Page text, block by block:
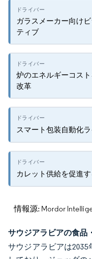
ガラスメーカー向け
ティブ
炉のエネルギーコス
改革
スマート包装自動化
カレット供給を促進
情報源: Mordor
サウジアラビアの食品
サウジアラビアは2035